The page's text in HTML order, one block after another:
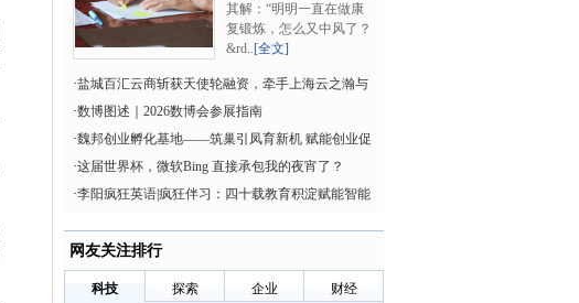
其解：“明明一直在做康
复锻炼，怎么又中风了？
&rd..[全文]
·盐城百汇云商斩获天使轮融资，牵手上海云之瀚与
英国GMS资本
·数博图述｜2026数博会参展指南
·魏邦创业孵化基地——筑巢引凤育新机 赋能创业促
就业
·这届世界杯，微软Bing 直接承包我的夜宵了？
·李阳疯狂英语|疯狂伴习：四十载教育积淀赋能智能
网友关注排行
科技 探索 企业 财经